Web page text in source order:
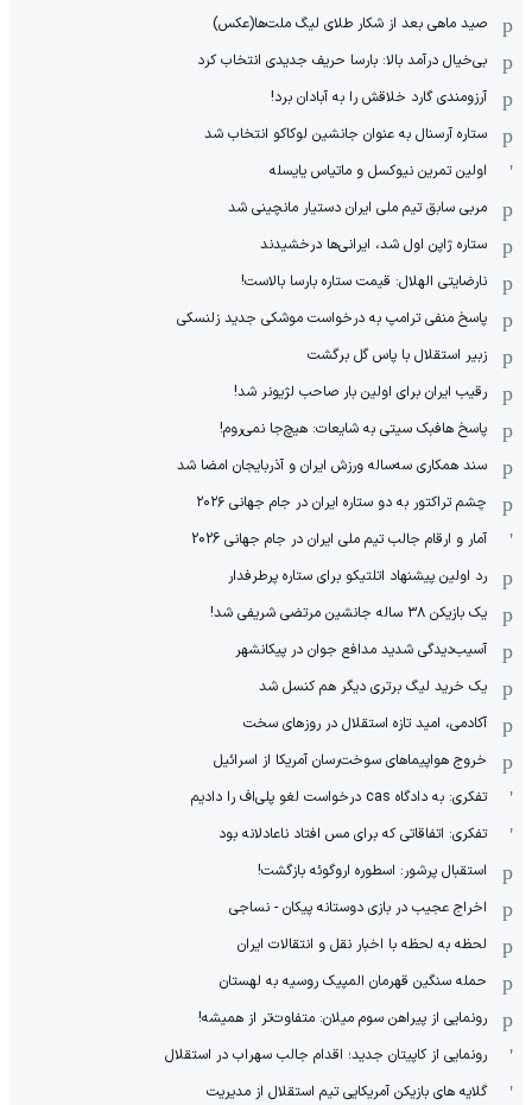
صید ماهی بعد از شکار طلای لیگ ملت‌ها(عکس)
بی‌خیال درآمد بالا: بارسا حریف جدیدی انتخاب کرد
آرزومندی گارد خلاقش را به آبادان برد!
ستاره آرسنال به عنوان جانشین لوکاکو انتخاب شد
اولین تمرین نیوکسل و ماتیاس یایسله
مربی سابق تیم ملی ایران دستیار مانچینی شد
ستاره ژاپن اول شد، ایرانی‌ها درخشیدند
نارضایتی الهلال: قیمت ستاره بارسا بالاست!
پاسخ منفی ترامپ به درخواست موشکی جدید زلنسکی
زبیر استقلال با پاس گل برگشت
رقیب ایران برای اولین بار صاحب لژیونر شد!
پاسخ هافبک سیتی به شایعات: هیچ‌جا نمی‌روم!
سند همکاری سه‌ساله‌ ‌ورزش ایران و آذربایجان امضا شد
چشم تراکتور به دو ستاره ایران در جام جهانی ۲۰۲۶
آمار و ارقام جالب تیم ملی ایران در جام جهانی 2026
رد اولین پیشنهاد اتلتیکو برای ستاره پرطرفدار
یک بازیکن ۳۸ ساله جانشین مرتضی شریفی شد!
آسیب‌دیدگی شدید مدافع جوان در پیکانشهر
یک خرید لیگ برتری دیگر هم کنسل شد
آکادمی، امید تازه استقلال در روزهای سخت
خروج هواپیماهای سوخت‌رسان آمریکا از اسرائیل
تفکری: به دادگاه cas درخواست لغو پلی‌اف را دادیم
تفکری: اتفاقاتی که برای مس افتاد ناعادلانه بود
استقبال پرشور: اسطوره اروگوئه بازگشت!
اخراج عجیب در بازی دوستانه پیکان - نساجی
لحظه به لحظه با اخبار نقل و انتقالات ایران
حمله سنگین قهرمان المپیک روسیه به لهستان
رونمایی از پیراهن سوم میلان: متفاوت‌تر از همیشه!
رونمایی از کاپیتان جدید؛ اقدام جالب سهراب در استقلال
گلایه های بازیکن آمریکایی تیم استقلال از مدیریت